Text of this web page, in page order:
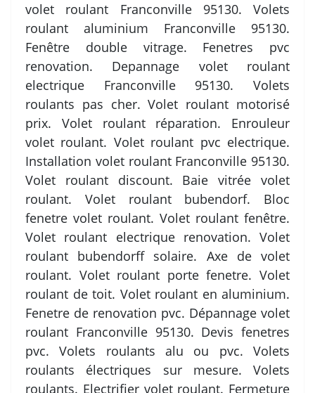
volet roulant Franconville 95130. Volets
roulant aluminium Franconville 95130.
Fenêtre double vitrage. Fenetres pvc
renovation. Depannage volet roulant
electrique Franconville 95130. Volets
roulants pas cher. Volet roulant motorisé
prix. Volet roulant réparation. Enrouleur
volet roulant. Volet roulant pvc electrique.
Installation volet roulant Franconville 95130.
Volet roulant discount. Baie vitrée volet
roulant. Volet roulant bubendorf. Bloc
fenetre volet roulant. Volet roulant fenêtre.
Volet roulant electrique renovation. Volet
roulant bubendorff solaire. Axe de volet
roulant. Volet roulant porte fenetre. Volet
roulant de toit. Volet roulant en aluminium.
Fenetre de renovation pvc. Dépannage volet
roulant Franconville 95130. Devis fenetres
pvc. Volets roulants alu ou pvc. Volets
roulants électriques sur mesure. Volets
roulants. Electrifier volet roulant. Fermeture